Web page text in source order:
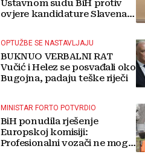
Ustavnom sudu BiH protiv
ovjere kandidature Slavena
OPTUŽBE SE NASTAVLJAJU
BUKNUO VERBALNI RAT
Vučić i Helez se posvađali oko
Bugojna, padaju teške riječi
MINISTAR FORTO POTVRDIO
BiH ponudila rješenje
Europskoj komisiji:
Profesionalni vozači ne mogu